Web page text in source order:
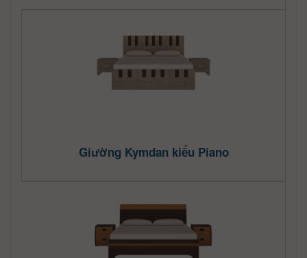
Giường Kymdan kiểu Piano